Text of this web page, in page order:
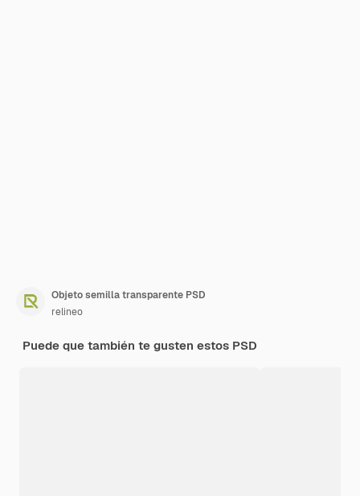
Objeto semilla transparente PSD
relineo
Puede que también te gusten estos PSD